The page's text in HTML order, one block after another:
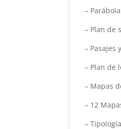
–
– Plan de
– Pasajes
– Plan de
– Mapas
– 12
–